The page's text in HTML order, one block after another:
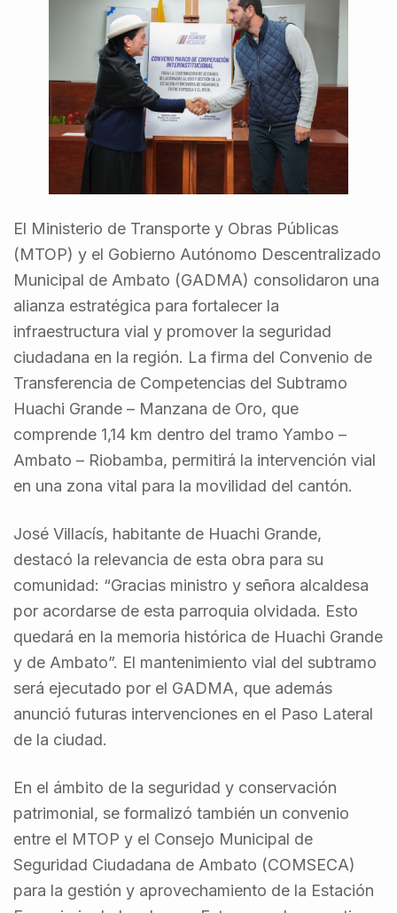
El Ministerio de Transporte y Obras Públicas
(MTOP) y el Gobierno Autónomo Descentralizado
Municipal de Ambato (GADMA) consolidaron una
alianza estratégica para fortalecer la
infraestructura vial y promover la seguridad
ciudadana en la región. La firma del Convenio de
Transferencia de Competencias del Subtramo
Huachi Grande – Manzana de Oro, que
comprende 1,14 km dentro del tramo Yambo –
Ambato – Riobamba, permitirá la intervención vial
en una zona vital para la movilidad del cantón.
José Villacís, habitante de Huachi Grande,
destacó la relevancia de esta obra para su
comunidad: “Gracias ministro y señora alcaldesa
por acordarse de esta parroquia olvidada. Esto
quedará en la memoria histórica de Huachi Grande
y de Ambato”. El mantenimiento vial del subtramo
será ejecutado por el GADMA, que además
anunció futuras intervenciones en el Paso Lateral
de la ciudad.
En el ámbito de la seguridad y conservación
patrimonial, se formalizó también un convenio
entre el MTOP y el Consejo Municipal de
Seguridad Ciudadana de Ambato (COMSECA)
para la gestión y aprovechamiento de la Estación